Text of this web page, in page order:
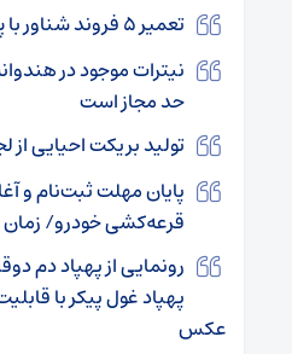
تعمیر ۵ فروند شناور با پرچم خارجی در مازندران
نیترات موجود در
حد مجاز است
تولید بریکت احیایی
پایان مهلت ثبت‌نام
قرعه‌کشی خودرو/
رونمایی از پهپاد دم
پهپاد غول پیکر با
عکس